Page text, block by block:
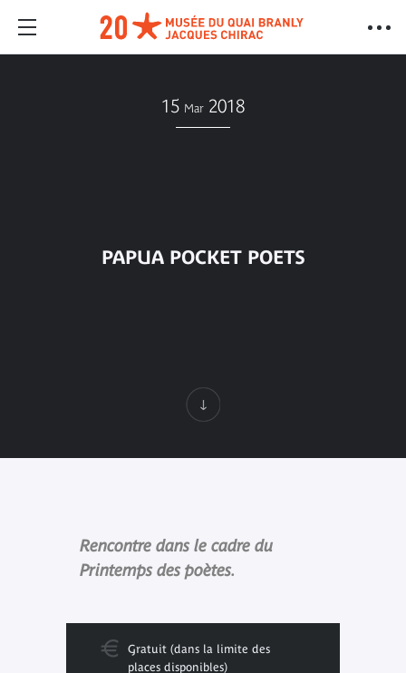
15 Mar 2018
PAPUA POCKET POETS
Rencontre dans le cadre du
Printemps des poètes.
Gratuit (dans la limite des
places disponibles)